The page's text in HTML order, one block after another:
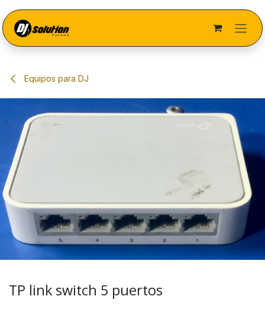
Equipos para DJ
TP link switch 5 puertos